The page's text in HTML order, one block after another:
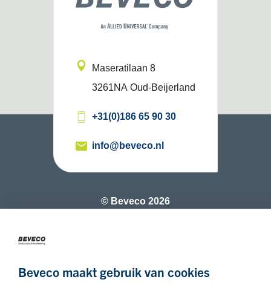
Beveco maakt gebruik van cookies
Maseratilaan 8
3261NA Oud-Beijerland
+31(0)186 65 90 30
info@beveco.nl
© Beveco 2026